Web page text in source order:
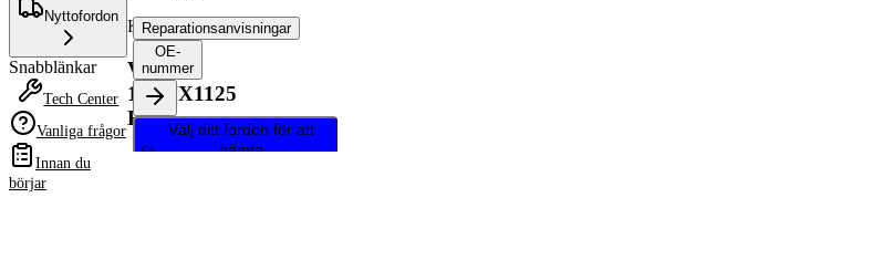
Nyttofordon
Snabblänkar
Tech Center
Vanliga frågor
Innan du
börjar
Kilrem
VKMV
13AVX1125
HD
Reparationsanvisningar
OE-
nummer
Välj ditt fordon för att
hämta